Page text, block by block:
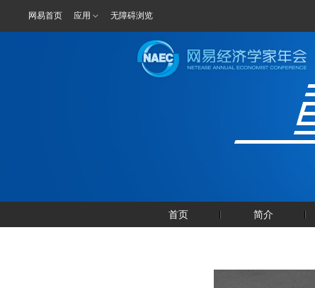
网易首页 应用 无障碍浏览
首页 简介